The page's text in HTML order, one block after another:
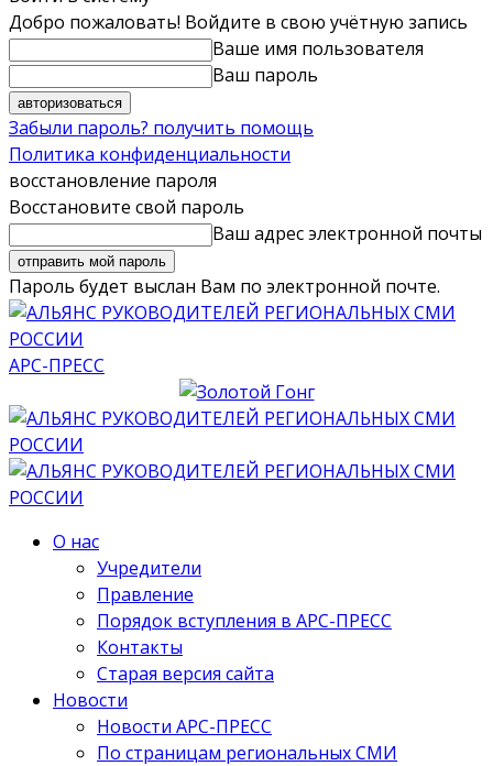
Добро пожаловать! Войдите в свою учётную запись
Ваше имя пользователя
Ваш пароль
Забыли пароль? получить помощь
Политика конфиденциальности
восстановление пароля
Восстановите свой пароль
Ваш адрес электронной почты
Пароль будет выслан Вам по электронной почте.
АРС-ПРЕСС
О нас
Учредители
Правление
Порядок вступления в АРС-ПРЕСС
Контакты
Старая версия сайта
Новости
Новости АРС-ПРЕСС
По страницам региональных СМИ